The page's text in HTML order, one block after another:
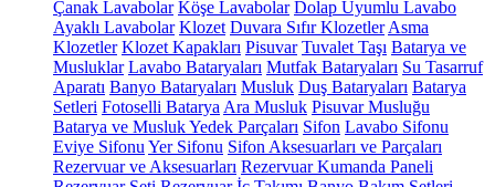
Çanak Lavabolar Köşe Lavabolar Dolap Uyumlu Lavabo
Ayaklı Lavabolar Klozet Duvara Sıfır Klozetler Asma
Klozetler Klozet Kapakları Pisuvar Tuvalet Taşı Batarya ve
Musluklar Lavabo Bataryaları Mutfak Bataryaları Su Tasarruf
Aparatı Banyo Bataryaları Musluk Duş Bataryaları Batarya
Setleri Fotoselli Batarya Ara Musluk Pisuvar Musluğu
Batarya ve Musluk Yedek Parçaları Sifon Lavabo Sifonu
Eviye Sifonu Yer Sifonu Sifon Aksesuarları ve Parçaları
Rezervuar ve Aksesuarları Rezervuar Kumanda Paneli